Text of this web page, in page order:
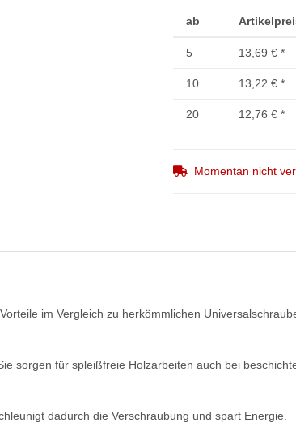
ab
5 13,69 € *
10 13,22 € *
20 12,76 € *
Momentan nicht
im Vergleich zu herkömmlichen
sorgen für spleißfreie Holzarbeiten auch bei
dadurch die Verschraubung und spart Energie.